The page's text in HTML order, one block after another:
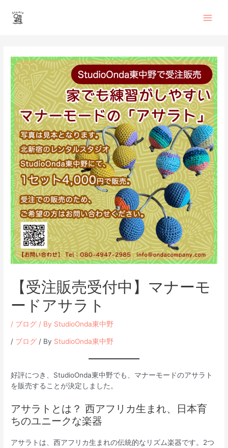
【受注販売受付中】マナーモ
ードアサラト
/ ブログ / By StudioOnda東中野
/ ブログ / By StudioOnda東中野
好評につき、StudioOnda東中野でも、マナーモードのアサラト
を販売することが決定しました。
アサラトとは？ 西アフリカ生まれ、日本育
ちのユニークな楽器
アサラトは、西アフリカ生まれの伝統的なリズム楽器です。2つ
ナ
ビ
ゲ
ー
シ
ョ
ン